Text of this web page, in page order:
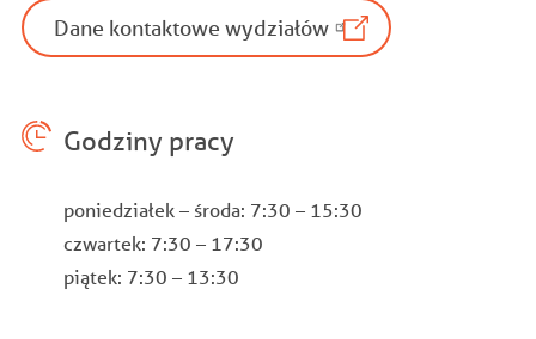
Dane kontaktowe wydziałów
Godziny pracy
poniedziałek – środa: 7:30 – 15:30
czwartek: 7:30 – 17:30
piątek: 7:30 – 13:30